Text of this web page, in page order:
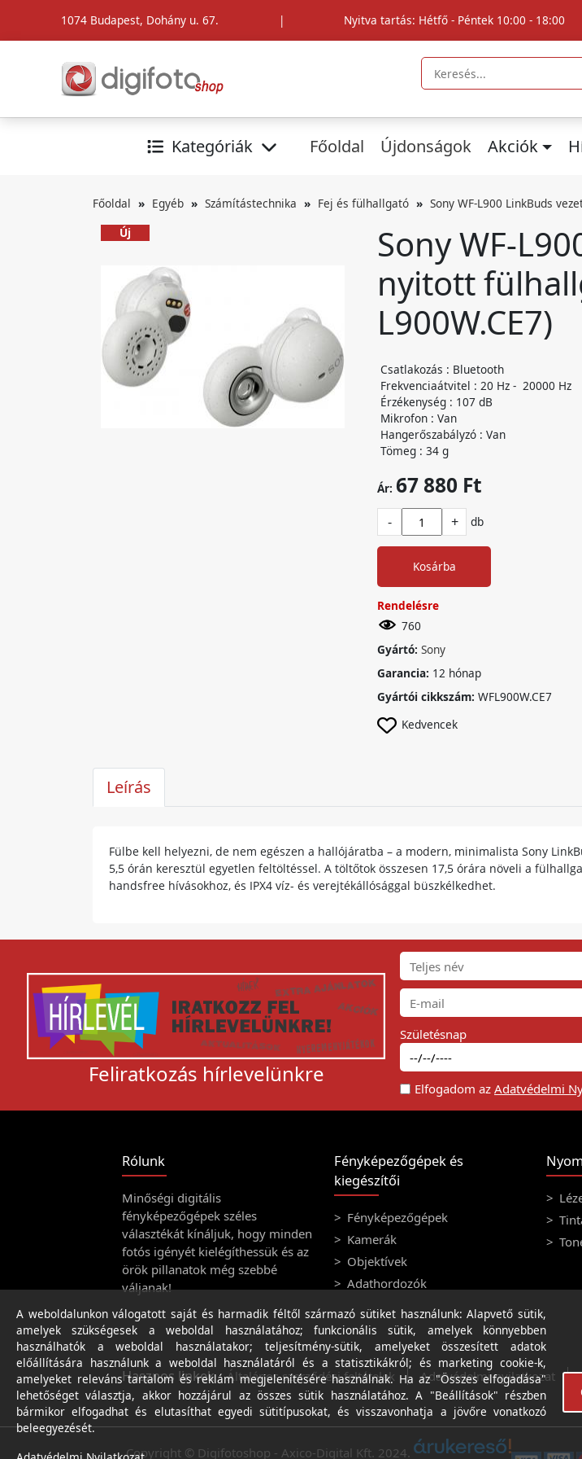
1074 Budapest, Dohány u. 67. | Nyitva tartás: Hétfő - Péntek 10:00 - 18:00
Kategóriák Főoldal Újdonságok Akciók
Főoldal Egyéb Számítástechnika Fej és fülhallgató
Sony WF-L900 LinkBuds
Új
Sony WF-
nyitott
L900W.CE7)
Csatlakozás : Bluetooth
Frekvenciaátvitel : 20 Hz - 20000 Hz
Érzékenység : 107 dB
Mikrofon : Van
Hangerőszabályzó : Van
Tömeg : 34 g
Ár: 67 880 Ft
- + db
Kosárba
Rendelésre
760
Gyártó: Sony
Garancia: 12 hónap
Gyártói cikkszám: WFL900W.CE7
Kedvencek
Leírás
Fülbe kell helyezni, de nem egészen a hallójáratba – a modern, minimalista Sony
5,5 órán keresztül egyetlen feltöltéssel. A töltőtok összesen 17,5 órára növeli a
handsfree hívásokhoz, és IPX4 víz- és verejtékállósággal büszkélkedhet.
Feliratkozás hírlevelünkre
Születésnap
Elfogadom az Adatvédelmi
Rólunk
Minőségi digitális
fényképezőgépek széles
választékát kínáljuk, hogy minden
fotós igényét kielégíthessük és az
örök pillanatok még szebbé
váljanak!
Fényképezőgépek és
kiegészítői
Fényképezőgépek
Kamerák
Objektívek
Adathordozók
Hasznos linkek Általános szerződési feltételek Adatvédelmi nyilatkozat
Copyright © Digifotoshop - Axico-Digital Kft. 2024.
A weboldalunkon válogatott saját és harmadik féltől származó sütiket használunk: Alapvető sütik,
amelyek szükségesek a weboldal használatához; funkcionális sütik, amelyek könnyebben
használhatók a weboldal használatakor; teljesítmény-sütik, amelyeket összesített adatok
előállítására használunk a weboldal használatáról és a statisztikákról; és marketing cookie-k,
amelyeket releváns tartalom és reklám megjelenítésére használnak. Ha az "Összes elfogadása"
lehetőséget választja, akkor hozzájárul az összes sütik használatához. A "Beállítások" részben
bármikor elfogadhat és elutasíthat egyedi sütitípusokat, és visszavonhatja a jövőre vonatkozó
beleegyezését.